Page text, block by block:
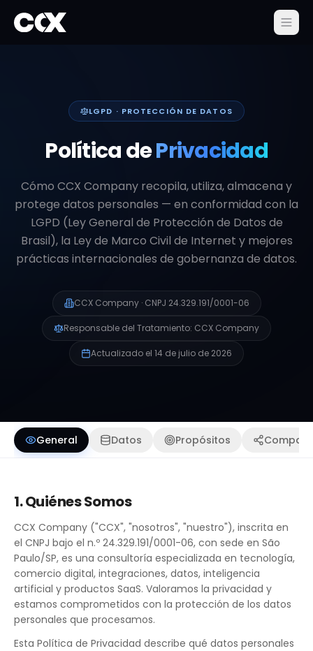
LGPD · PROTECCIÓN DE DATOS
Política dePrivacidad
Cómo CCX Company recopila, utiliza, almacena y
protege datos personales — en conformidad con la
LGPD (Ley General de Protección de Datos de
Brasil), la Ley de Marco Civil de Internet y mejores
prácticas internacionales de gobernanza de datos.
CCX Company · CNPJ 24.329.191/0001-06
Responsable del Tratamiento: CCX Company
Actualizado el 14 de julio de 2026
General Datos Propósitos
1. Quiénes Somos
CCX Company ("CCX", "nosotros", "nuestro"), inscrita en
el CNPJ bajo el n.º 24.329.191/0001-06, con sede en São
Paulo/SP, es una consultoría especializada en tecnología,
comercio digital, integraciones, datos, inteligencia
artificial y productos SaaS. Valoramos la privacidad y
estamos comprometidos con la protección de los datos
personales que procesamos.
Esta Política de Privacidad describe qué datos personales